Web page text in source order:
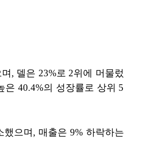
, 델은 23%로 2위에 머물렀
40.4%의 성장률로 상위 5
으며, 매출은 9% 하락하는